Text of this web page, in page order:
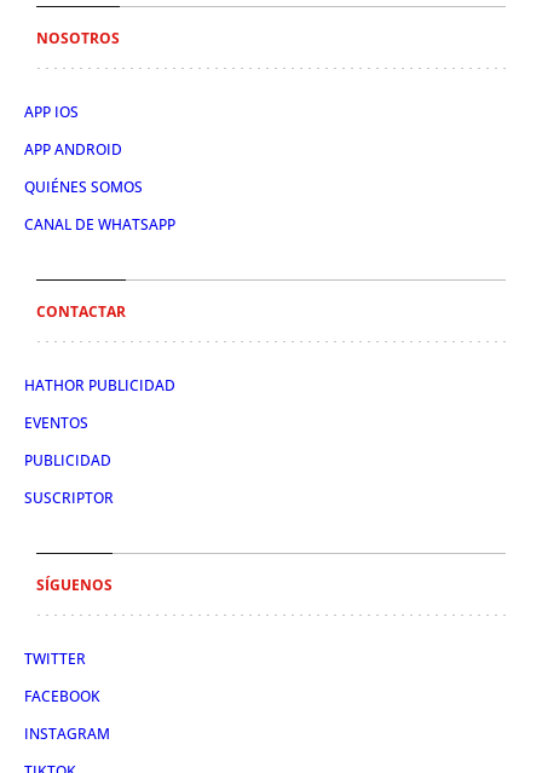
NOSOTROS
APP IOS
APP ANDROID
QUIÉNES SOMOS
CANAL DE WHATSAPP
CONTACTAR
HATHOR PUBLICIDAD
EVENTOS
PUBLICIDAD
SUSCRIPTOR
SÍGUENOS
TWITTER
FACEBOOK
INSTAGRAM